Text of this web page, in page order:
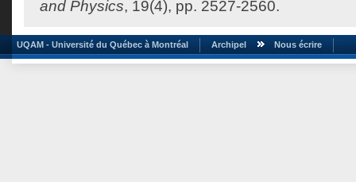
and Physics, 19(4), pp. 2527-2560.
UQAM - Université du Québec à Montréal Archipel Nous écrire